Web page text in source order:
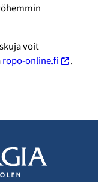
voit
ropo-online.fi .